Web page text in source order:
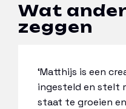
Wat
zeggen
‘Matthijs is een
ingesteld en stelt
staat te groeien